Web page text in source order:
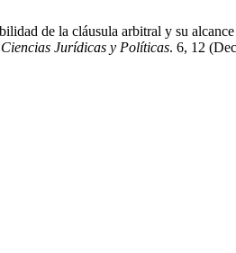
de la cláusula arbitral y su
Jurídicas y Políticas. 6, 12